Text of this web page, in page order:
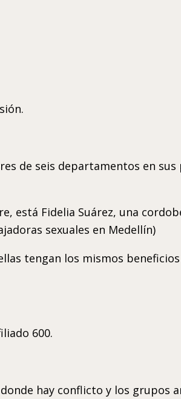
de seis departamentos en sus
está Fidelia Suárez, una
sexuales en Medellín)
tengan los mismos
600.
hay conflicto y los grupos